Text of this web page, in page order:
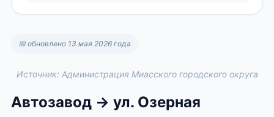
📅 обновлено 13 мая 2026 года
Источник: Администрация Миасского городского округа
Автозавод → ул. Озерная